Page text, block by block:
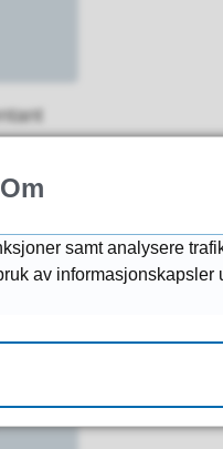
Om
samt analysere
av informasjonskapsler